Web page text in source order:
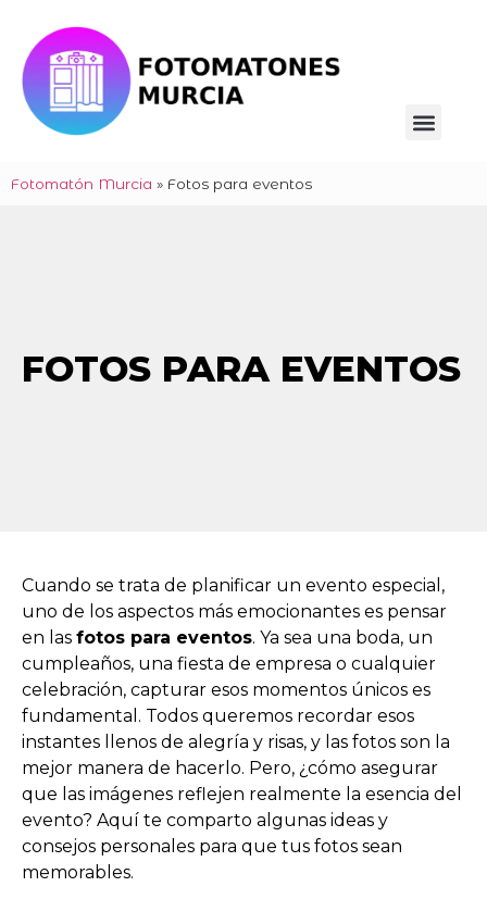
Fotomatón Murcia » Fotos para eventos
FOTOS PARA EVENTOS
Cuando se trata de planificar un evento especial,
uno de los aspectos más emocionantes es pensar
en las fotos para eventos. Ya sea una boda, un
cumpleaños, una fiesta de empresa o cualquier
celebración, capturar esos momentos únicos es
fundamental. Todos queremos recordar esos
instantes llenos de alegría y risas, y las fotos son la
mejor manera de hacerlo. Pero, ¿cómo asegurar
que las imágenes reflejen realmente la esencia del
evento? Aquí te comparto algunas ideas y
consejos personales para que tus fotos sean
memorables.